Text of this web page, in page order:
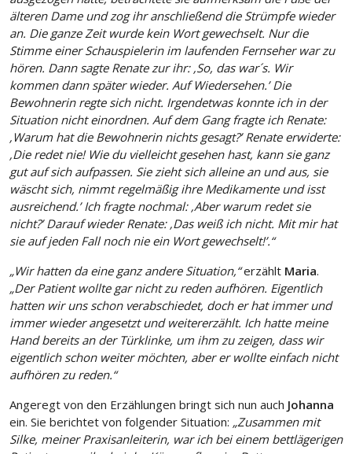
älteren Dame und zog ihr anschließend die Strümpfe wieder
an. Die ganze Zeit wurde kein Wort gewechselt. Nur die
Stimme einer Schauspielerin im laufenden Fernseher war zu
hören. Dann sagte Renate zur ihr: ‚So, das war´s. Wir
kommen dann später wieder. Auf Wiedersehen.’ Die
Bewohnerin regte sich nicht. Irgendetwas konnte ich in der
Situation nicht einordnen. Auf dem Gang fragte ich Renate:
‚Warum hat die Bewohnerin nichts gesagt?’ Renate erwiderte:
‚Die redet nie! Wie du vielleicht gesehen hast, kann sie ganz
gut auf sich aufpassen. Sie zieht sich alleine an und aus, sie
wäscht sich, nimmt regelmäßig ihre Medikamente und isst
ausreichend.’ Ich fragte nochmal: ‚Aber warum redet sie
nicht?’ Darauf wieder Renate: ‚Das weiß ich nicht. Mit mir hat
sie auf jeden Fall noch nie ein Wort gewechselt!’.“
„Wir hatten da eine ganz andere Situation,“erzählt Maria.
„Der Patient wollte gar nicht zu reden aufhören. Eigentlich
hatten wir uns schon verabschiedet, doch er hat immer und
immer wieder angesetzt und weitererzählt. Ich hatte meine
Hand bereits an der Türklinke, um ihm zu zeigen, dass wir
eigentlich schon weiter möchten, aber er wollte einfach nicht
aufhören zu reden.“
Angeregt von den Erzählungen bringt sich nun auch Johanna
ein. Sie berichtet von folgender Situation: „Zusammen mit
Silke, meiner Praxisanleiterin, war ich bei einem bettlägerigen